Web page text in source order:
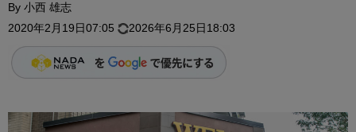
By 小西 雄志
2020年2月19日07:05
2026年6月25日18:03